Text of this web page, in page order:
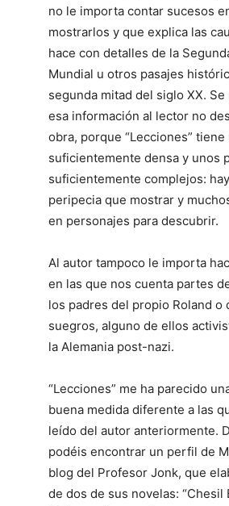
no le importa contar sucesos
mostrarlos y que explica las
hace con detalles de la
Mundial u otros pasajes
segunda mitad del siglo XX.
esa información al lector no
obra, porque “Lecciones” tiene
suficientemente densa y unos
suficientemente complejos:
peripecia que mostrar y
en personajes para descubrir.
Al autor tampoco le importa
en las que nos cuenta partes
los padres del propio Roland o
suegros, alguno de ellos
la Alemania post-nazi.
“Lecciones” me ha parecido
buena medida diferente a las
leído del autor anteriormente.
podéis encontrar un perfil de
blog del Profesor Jonk, que
de dos de sus novelas: “Chesil